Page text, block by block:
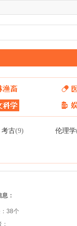
考古(9) 伦理学
：
38个